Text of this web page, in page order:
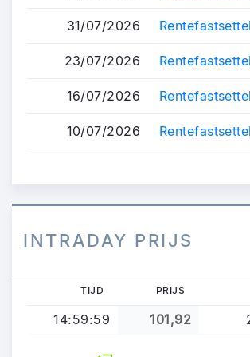
31/07/2026
23/07/2026
16/07/2026
10/07/2026
INTRADAY PRIJS
TIJD PRIJS
14:59:59 101,92